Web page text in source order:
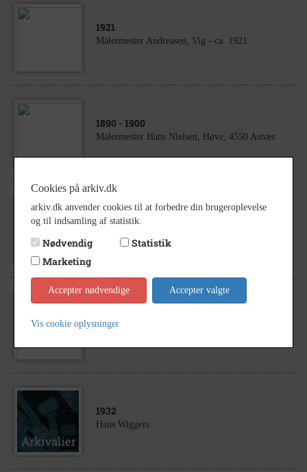
1921
Malermester Andreasen, Vig - ca. 1921
1890 - 1900
Malermester Hans Nielsen, Høve, 4550 Asnæs
1993
Malermester Gunner Fårbæk og hans folk
tapetserer et lokale
1993
og Malermester Thyge Jensen Hørve på Rådhuset,
1932
Hans Wiggers
Cookies på arkiv.dk
arkiv.dk anvender cookies til at forbedre din brugeroplevelse
og til indsamling af statistik.
Nødvendig
Statistik
Marketing
Accepter nødvendige Accepter valgte
Vis cookie oplysninger